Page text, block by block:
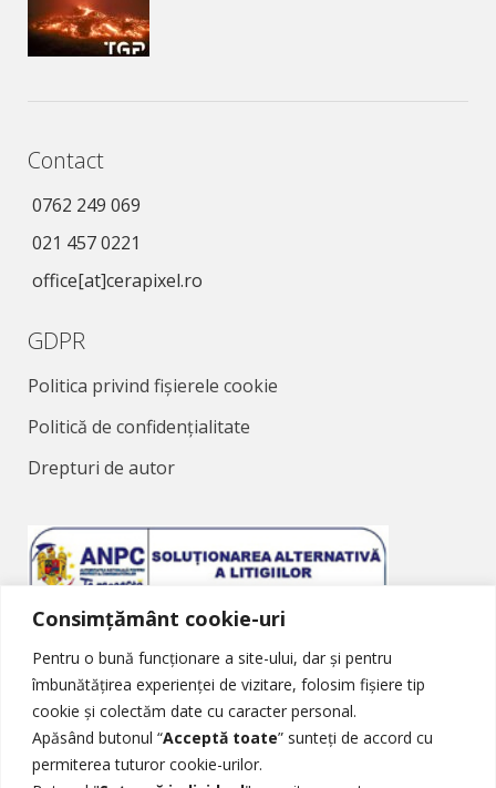
Consimțământ cookie-uri
Pentru o bună funcționare a site-ului, dar și pentru
îmbunătățirea experienței de vizitare, folosim fișiere tip
cookie și colectăm date cu caracter personal.
Apăsând butonul “Acceptă toate” sunteți de accord cu
permiterea tuturor cookie-urilor.
Contact
0762 249 069
021 457 0221
office[at]cerapixel.ro
GDPR
Politica privind fișierele cookie
Politică de confidențialitate
Drepturi de autor
Soluționarea Alternativă a Litigiilor